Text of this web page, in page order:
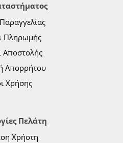
Πληρωμής
Αποστολής
Απορρήτου
Χρήσης
Πελάτη
Χρήστη